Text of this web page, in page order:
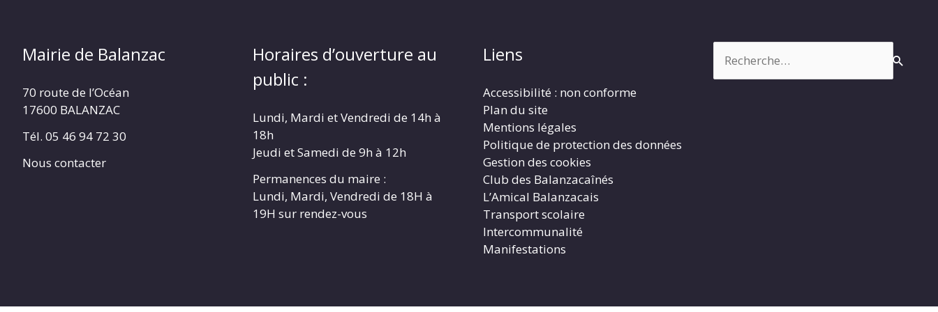
Mairie de Balanzac
70 route de l’Océan
17600 BALANZAC
Tél. 05 46 94 72 30
Nous contacter
Horaires d’ouverture au
public :
Lundi, Mardi et Vendredi de 14h à
18h
Jeudi et Samedi de 9h à 12h
Permanences du maire :
Lundi, Mardi, Vendredi de 18H à
19H sur rendez-vous
Liens
Accessibilité : non conforme
Plan du site
Mentions légales
Politique de protection des données
Gestion des cookies
Club des Balanzacaînés
L’Amical Balanzacais
Transport scolaire
Intercommunalité
Manifestations